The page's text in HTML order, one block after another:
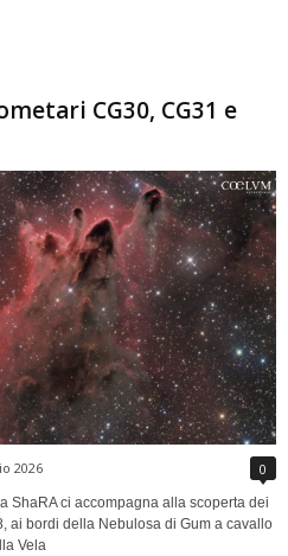
CG30, CG31 e
2026 0
ShaRA ci accompagna alla scoperta dei
ai bordi della Nebulosa di Gum a cavallo
Vela